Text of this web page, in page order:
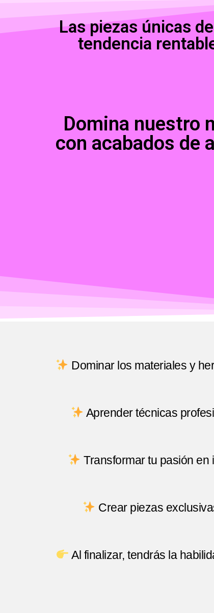
Las piezas únicas
tendencia
Domina nuestro
con acabados de
Dominar los materiales y
Aprender técnicas
Transformar tu pasión
Crear piezas
Al finalizar, tendrás la